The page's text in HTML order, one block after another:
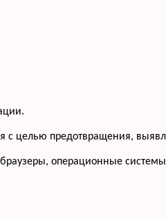
с целью предотвращения,
операционные